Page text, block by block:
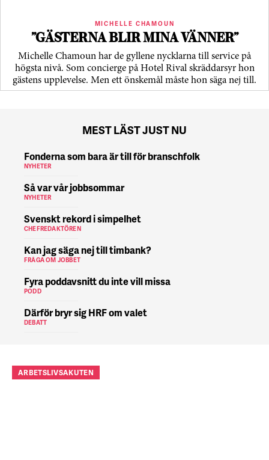
MICHELLE CHAMOUN
”GÄSTERNA BLIR MINA VÄNNER”
Michelle Chamoun har de gyllene nycklarna till service på
högsta nivå. Som concierge på Hotel Rival skräddarsyr hon
gästens upp­levelse. Men ett önskemål måste hon säga nej till.
MEST LÄST JUST NU
Fonderna som bara är till för branschfolk
NYHETER
Så var vår jobbsommar
NYHETER
Svenskt rekord i simpelhet
CHEFREDAKTÖREN
Kan jag säga nej till timbank?
FRÅGA OM JOBBET
Fyra poddavsnitt du inte vill missa
PODD
Därför bryr sig HRF om valet
DEBATT
ARBETSLIVSAKUTEN